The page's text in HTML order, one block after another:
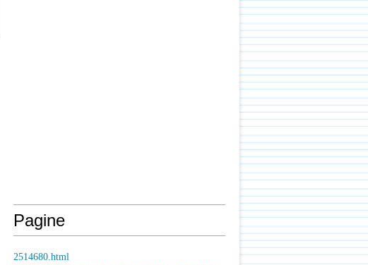
Pagine
2514680.html